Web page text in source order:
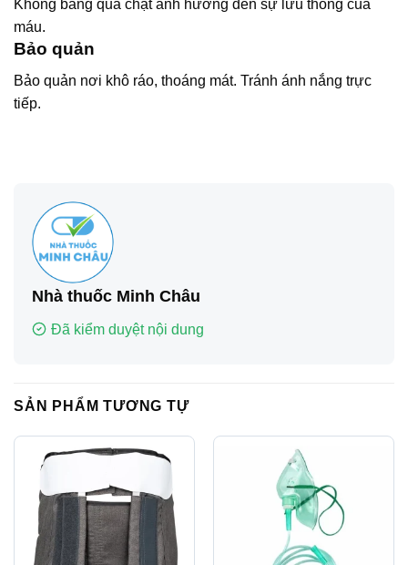
Không băng quá chặt ảnh hưởng đến sự lưu thông của
máu.
Bảo quản
Bảo quản nơi khô ráo, thoáng mát. Tránh ánh nắng trực
tiếp.
Nhà thuốc Minh Châu
Đã kiểm duyệt nội dung
SẢN PHẨM TƯƠNG TỰ